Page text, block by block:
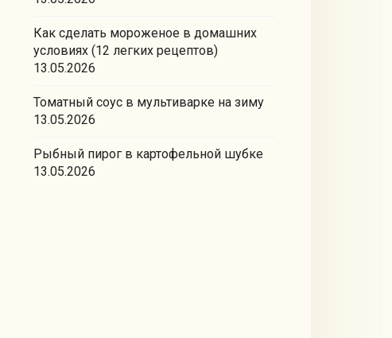
Как сделать мороженое в домашних
условиях (12 легких рецептов)
13.05.2026
Томатный соус в мультиварке на зиму
13.05.2026
Рыбный пирог в картофельной шубке
13.05.2026